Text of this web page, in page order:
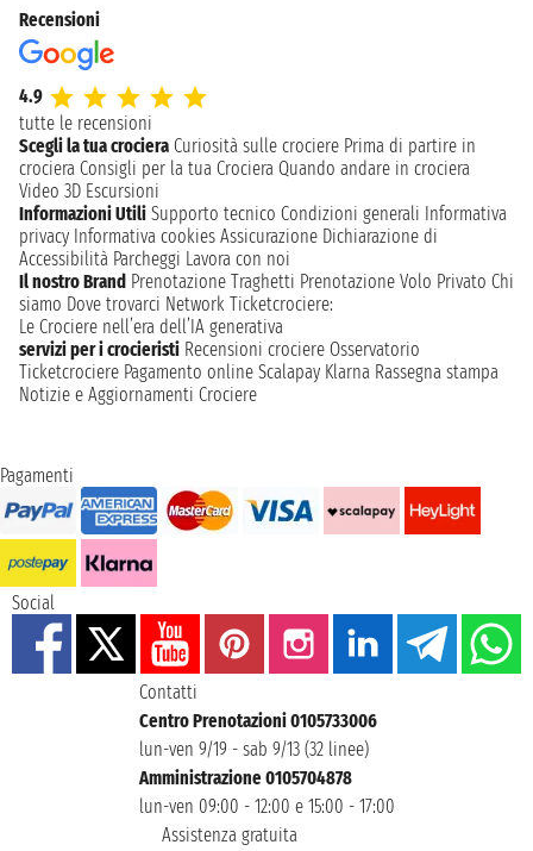
Recensioni
4.9
tutte le recensioni
Scegli la tua crociera Curiosità sulle crociere Prima di partire in
crociera Consigli per la tua Crociera Quando andare in crociera
Video 3D Escursioni
Informazioni Utili Supporto tecnico Condizioni generali Informativa
privacy Informativa cookies Assicurazione Dichiarazione di
Accessibilità Parcheggi Lavora con noi
Il nostro Brand Prenotazione Traghetti Prenotazione Volo Privato Chi
siamo Dove trovarci Network Ticketcrociere:
Le Crociere nell’era dell’IA generativa
servizi per i crocieristi Recensioni crociere Osservatorio
Ticketcrociere Pagamento online Scalapay Klarna Rassegna stampa
Notizie e Aggiornamenti Crociere
Pagamenti
Social
Contatti
Centro Prenotazioni 0105733006
lun-ven 9/19 - sab 9/13 (32 linee)
Amministrazione 0105704878
lun-ven 09:00 - 12:00 e 15:00 - 17:00
Assistenza gratuita